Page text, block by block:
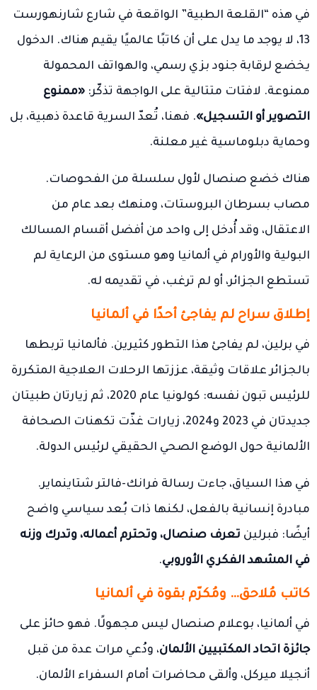
في هذه “القلعة الطبية” الواقعة في شارع شارنهورست
13، لا يوجد ما يدل على أن كاتبًا عالميًا يقيم هناك. الدخول
يخضع لرقابة جنود بزي رسمي، والهواتف المحمولة
ممنوعة. لافتات متتالية على الواجهة تذكّر: «ممنوع
التصوير أو التسجيل». فهنا، تُعدّ السرية قاعدة ذهبية، بل
وحماية دبلوماسية غير معلنة.
هناك خضع صنصال لأول سلسلة من الفحوصات.
مصاب بسرطان البروستات، ومنهك بعد عام من
الاعتقال، وقد أُدخل إلى واحد من أفضل أقسام المسالك
البولية والأورام في ألمانيا وهو مستوى من الرعاية لم
تستطع الجزائر، أو لم ترغب، في تقديمه له.
إطلاق سراح لم يفاجئ أحدًا في ألمانيا
في برلين، لم يفاجئ هذا التطور كثيرين. فألمانيا تربطها
بالجزائر علاقات وثيقة، عززتها الرحلات العلاجية المتكررة
للرئيس تبون نفسه: كولونيا عام 2020، ثم زيارتان طبيتان
جديدتان في 2023 و2024، زيارات غذّت تكهنات الصحافة
الألمانية حول الوضع الصحي الحقيقي لرئيس الدولة.
في هذا السياق، جاءت رسالة فرانك-فالتر شتاينماير.
مبادرة إنسانية بالفعل، لكنها ذات بُعد سياسي واضح
أيضًا: فبرلين تعرف صنصال، وتحترم أعماله، وتدرك وزنه
في المشهد الفكري الأوروبي.
كاتب مُلاحق… ومُكرّم بقوة في ألمانيا
في ألمانيا، بوعلام صنصال ليس مجهولًا. فهو حائز على
جائزة اتحاد المكتبيين الألمان، ودُعي مرات عدة من قبل
أنجيلا ميركل، وألقى محاضرات أمام السفراء الألمان.